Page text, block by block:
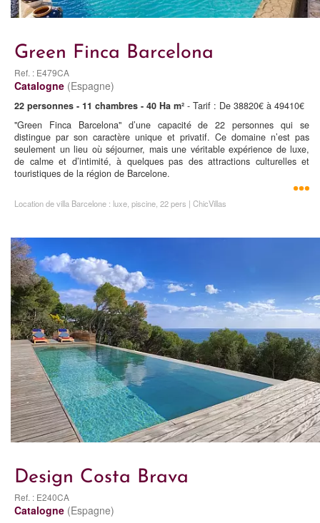
Green Finca Barcelona
Ref. : E479CA
Catalogne (Espagne)
22 personnes - 11 chambres - 40 Ha m² - Tarif : De 38820€ à 49410€
"Green Finca Barcelona" d’une capacité de 22 personnes qui se
distingue par son caractère unique et privatif. Ce domaine n’est pas
seulement un lieu où séjourner, mais une véritable expérience de luxe,
de calme et d’intimité, à quelques pas des attractions culturelles et
touristiques de la région de Barcelone.
Location de villa Barcelone : luxe, piscine, 22 pers | ChicVillas
Design Costa Brava
Ref. : E240CA
Catalogne (Espagne)